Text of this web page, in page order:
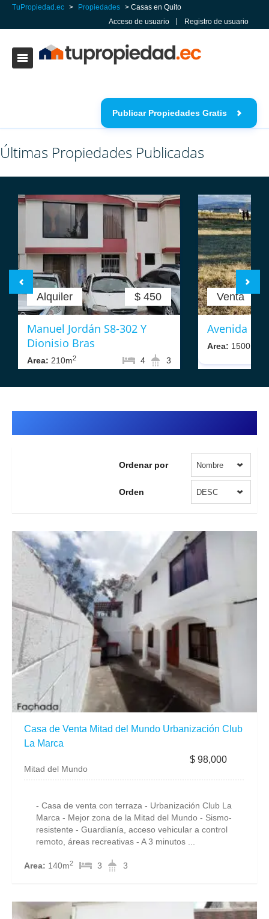
TuPropiedad.ec > Propiedades > Casas en Quito
Acceso de usuario
Registro de usuario
Publicar Propiedades Gratis
Últimas Propiedades Publicadas
Alquiler $ 450
Manuel Jordán S8-302 Y
Dionisio Bras
Area: 210m2 3
4
Venta
Avenida La
Area: 1500m
Ordenar por Nombre
Orden DESC
Casa de Venta Mitad del Mundo Urbanización Club
La Marca
$ 98,000
Mitad del Mundo
- Casa de venta con terraza - Urbanización Club La
Marca - Mejor zona de la Mitad del Mundo - Sismo-
resistente - Guardianía, acceso vehicular a control
remoto, áreas recreativas - A 3 minutos ...
Area: 140m2 3 3